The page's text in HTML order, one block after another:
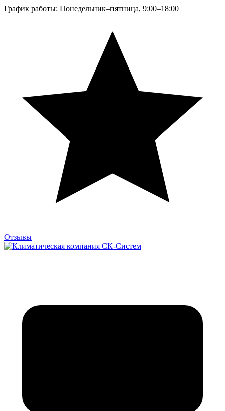
График работы: Понедельник–пятница, 9:00–18:00
Отзывы